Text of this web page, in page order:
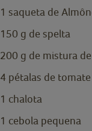
1 saqueta de
150 g de spelta
200 g de mistura
4 pétalas de
1 chalota
1 cebola pequena